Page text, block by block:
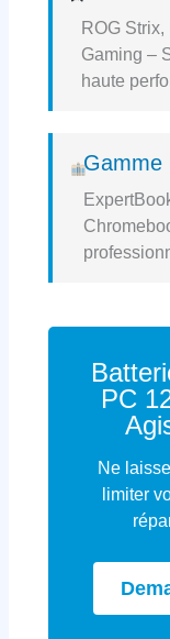
ROG
Gaming –
haute
Gamme
PC
Ne
limiter